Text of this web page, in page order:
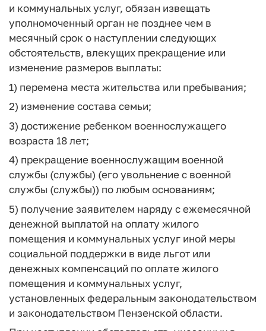
и коммунальных услуг, обязан извещать
уполномоченный орган не позднее чем в
месячный срок о наступлении следующих
обстоятельств, влекущих прекращение или
изменение размеров выплаты:
1) перемена места жительства или пребывания;
2) изменение состава семьи;
3) достижение ребенком военнослужащего
возраста 18 лет;
4) прекращение военнослужащим военной
службы (службы) (его увольнение с военной
службы (службы)) по любым основаниям;
5) получение заявителем наряду с ежемесячной
денежной выплатой на оплату жилого
помещения и коммунальных услуг иной меры
социальной поддержки в виде льгот или
денежных компенсаций по оплате жилого
помещения и коммунальных услуг,
установленных федеральным законодательством
и законодательством Пензенской области.